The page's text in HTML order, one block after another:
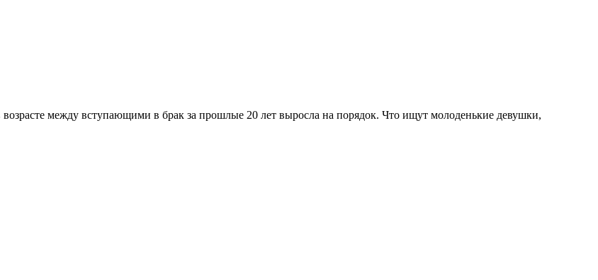
между вступающими в брак за прошлые 20 лет выросла на порядок. Что ищут молоденькие девушки,